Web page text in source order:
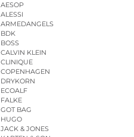
AESOP
ALESSI
ARMEDANGELS
BDK
BOSS
CALVIN KLEIN
CLINIQUE
COPENHAGEN
DRYKORN
ECOALF
FALKE
GOT BAG
HUGO
JACK & JONES